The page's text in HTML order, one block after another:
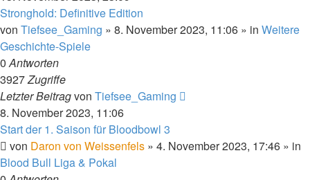
Stronghold: Definitive Edition
von Tiefsee_Gaming » 8. November 2023, 11:06 » in Weitere
Geschichte-Spiele
0Antworten
3927Zugriffe
Letzter Beitragvon Tiefsee_Gaming
8. November 2023, 11:06
Start der 1. Saison für Bloodbowl 3
von Daron von Weissenfels » 4. November 2023, 17:46 » in
Blood Bull Liga & Pokal